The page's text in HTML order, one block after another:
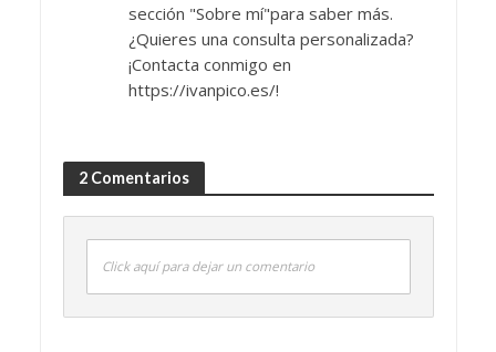
sección "Sobre mí"para saber más.
¿Quieres una consulta personalizada?
¡Contacta conmigo en
https://ivanpico.es/!
2 Comentarios
Click aquí para dejar un comentario